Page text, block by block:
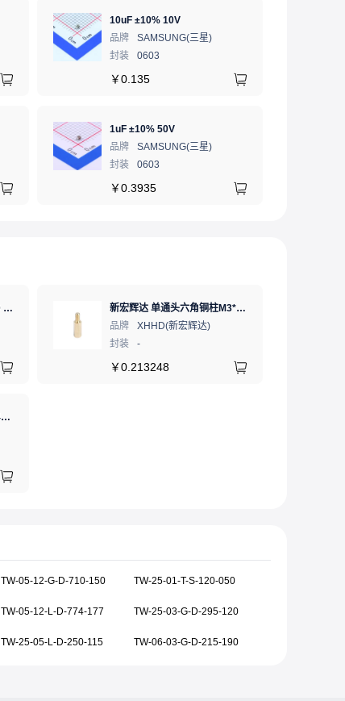
10uF ±10% 10V
品牌
SAMSUNG(三星)
封装
0603
￥0.135
1uF ±10% 50V
品牌
SAMSUNG(三星)
封装
0603
￥0.3935
SD卡 工业级 TLC 64GB C10 U3 V30 A2 SDXC LDPC纠错 PE 3K 无人机、行车记录仪、安防监控适配
新宏辉达 单通头六角铜柱M3*11+6 PCBA主板隔离螺柱
品牌
XHHD(新宏辉达)
封装
-
￥0.213248
GJ(黄花高洁)，电烙铁30W/40W/60W锡焊电烙铁焊接工具电焊笔手机电子维修（内热35W），NO.435(35W)
TW-05-12-G-D-710-150 TW-25-01-T-S-120-050
TW-05-12-L-D-774-177 TW-25-03-G-D-295-120
TW-25-05-L-D-250-115 TW-06-03-G-D-215-190